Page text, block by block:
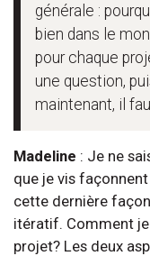
générale :
bien dans le
pour chaque
une question,
maintenant, il
Madeline : Je ne
que je vis
cette dernière
itératif. Comment
projet? Les deux